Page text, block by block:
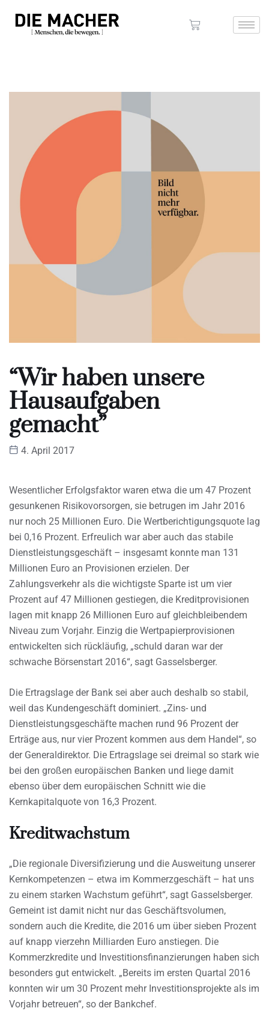
“Wir haben unsere
Hausaufgaben
gemacht”
4. April 2017
Wesentlicher Erfolgsfaktor waren etwa die um 47 Prozent
gesunkenen Risikovorsorgen, sie betrugen im Jahr 2016
nur noch 25 Millionen Euro. Die Wertberichtigungsquote lag
bei 0,16 Prozent. Erfreulich war aber auch das stabile
Dienstleistungsgeschäft – insgesamt konnte man 131
Millionen Euro an Provisionen erzielen. Der
Zahlungsverkehr als die wichtigste Sparte ist um vier
Prozent auf 47 Millionen gestiegen, die Kreditprovisionen
lagen mit knapp 26 Millionen Euro auf gleichbleibendem
Niveau zum Vorjahr. Einzig die Wertpapierprovisionen
entwickelten sich rückläufig, „schuld daran war der
schwache Börsenstart 2016“, sagt Gasselsberger.
Die Ertragslage der Bank sei aber auch deshalb so stabil,
weil das Kundengeschäft dominiert. „Zins- und
Dienstleistungsgeschäfte machen rund 96 Prozent der
Erträge aus, nur vier Prozent kommen aus dem Handel“, so
der Generaldirektor. Die Ertragslage sei dreimal so stark wie
bei den großen europäischen Banken und liege damit
ebenso über dem europäischen Schnitt wie die
Kernkapitalquote von 16,3 Prozent.
Kreditwachstum
„Die regionale Diversifizierung und die Ausweitung unserer
Kernkompetenzen – etwa im Kommerzgeschäft – hat uns
zu einem starken Wachstum geführt“, sagt Gasselsberger.
Gemeint ist damit nicht nur das Geschäftsvolumen,
sondern auch die Kredite, die 2016 um über sieben Prozent
auf knapp vierzehn Milliarden Euro anstiegen. Die
Kommerzkredite und Investitionsfinanzierungen haben sich
besonders gut entwickelt. „Bereits im ersten Quartal 2016
konnten wir um 30 Prozent mehr Investitionsprojekte als im
Vorjahr betreuen“, so der Bankchef.